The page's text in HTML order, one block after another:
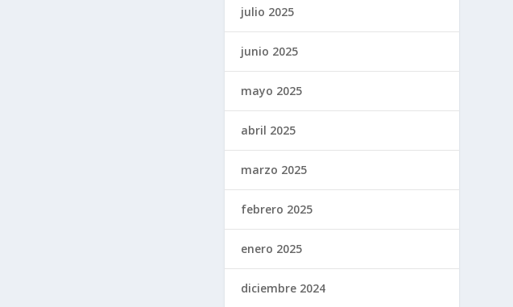
julio 2025
junio 2025
mayo 2025
abril 2025
marzo 2025
febrero 2025
enero 2025
diciembre 2024